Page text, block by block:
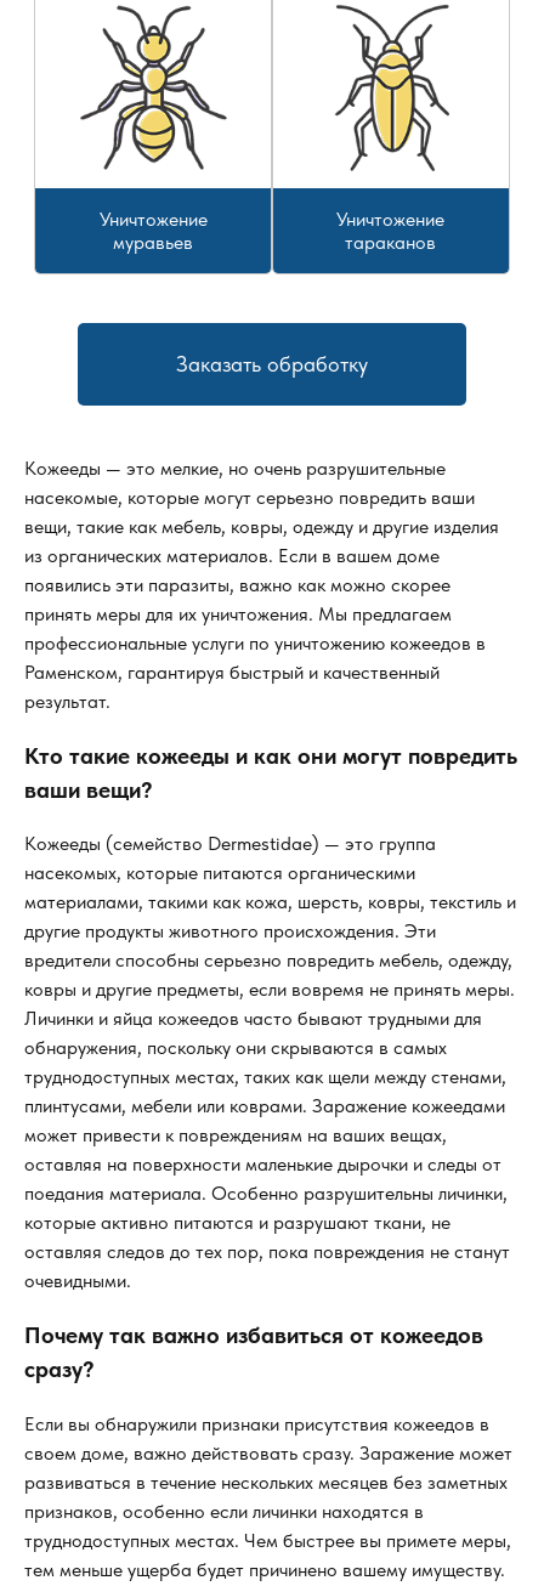
Уничтожение
муравьев
Уничтожение
тараканов
Заказать обработку
Кожееды — это мелкие, но очень разрушительные
насекомые, которые могут серьезно повредить ваши
вещи, такие как мебель, ковры, одежду и другие изделия
из органических материалов. Если в вашем доме
появились эти паразиты, важно как можно скорее
принять меры для их уничтожения. Мы предлагаем
профессиональные услуги по уничтожению кожеедов в
Раменском, гарантируя быстрый и качественный
результат.
Кто такие кожееды и как они могут повредить
ваши вещи?
Кожееды (семейство Dermestidae) — это группа
насекомых, которые питаются органическими
материалами, такими как кожа, шерсть, ковры, текстиль и
другие продукты животного происхождения. Эти
вредители способны серьезно повредить мебель, одежду,
ковры и другие предметы, если вовремя не принять меры.
Личинки и яйца кожеедов часто бывают трудными для
обнаружения, поскольку они скрываются в самых
труднодоступных местах, таких как щели между стенами,
плинтусами, мебели или коврами. Заражение кожеедами
может привести к повреждениям на ваших вещах,
оставляя на поверхности маленькие дырочки и следы от
поедания материала. Особенно разрушительны личинки,
которые активно питаются и разрушают ткани, не
оставляя следов до тех пор, пока повреждения не станут
очевидными.
Почему так важно избавиться от кожеедов
сразу?
Если вы обнаружили признаки присутствия кожеедов в
своем доме, важно действовать сразу. Заражение может
развиваться в течение нескольких месяцев без заметных
признаков, особенно если личинки находятся в
труднодоступных местах. Чем быстрее вы примете меры,
тем меньше ущерба будет причинено вашему имуществу.